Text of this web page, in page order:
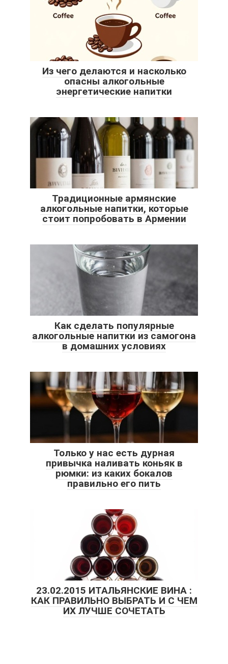
Из чего делаются и насколько
опасны алкогольные
энергетические напитки
Традиционные армянские
алкогольные напитки, которые
стоит попробовать в Армении
Как сделать популярные
алкогольные напитки из самогона
в домашних условиях
Только у нас есть дурная
привычка наливать коньяк в
рюмки: из каких бокалов
правильно его пить
23.02.2015 ИТАЛЬЯНСКИЕ ВИНА :
КАК ПРАВИЛЬНО ВЫБРАТЬ И С ЧЕМ
ИХ ЛУЧШЕ СОЧЕТАТЬ